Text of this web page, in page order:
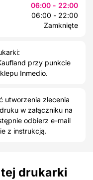
06:00 - 22:00
06:00 - 22:00
Zamknięte
przy punkcie
Inmedio.
utworzenia zlecenia
w załączniku na
odbierz e-mail
z instrukcją.
tej drukarki